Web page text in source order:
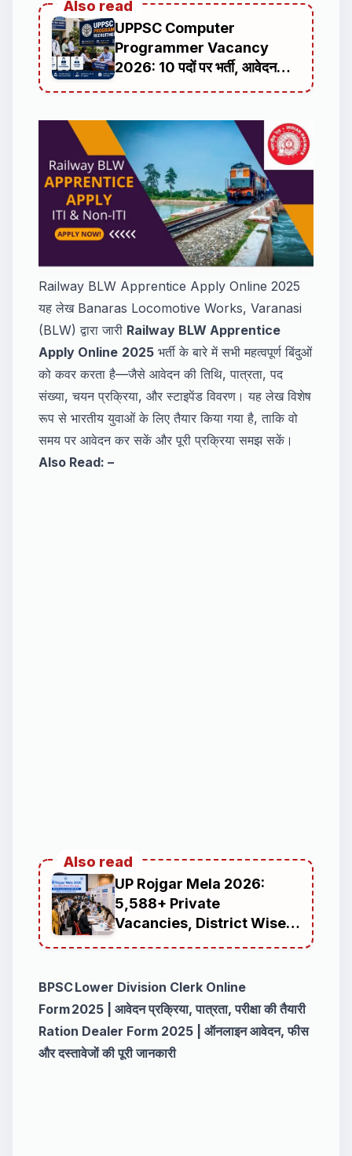
Also read
UPPSC Computer
Programmer Vacancy
2026: 10 पदों पर भर्ती, आवेदन
शुरू, जानें पात्रता और पूरी जानकारी
Railway BLW Apprentice Apply Online 2025
यह लेख Banaras Locomotive Works, Varanasi
(BLW) द्वारा जारी Railway BLW Apprentice
Apply Online 2025 भर्ती के बारे में सभी महत्वपूर्ण बिंदुओं
को कवर करता है—जैसे आवेदन की तिथि, पात्रता, पद
संख्या, चयन प्रक्रिया, और स्टाइपेंड विवरण। यह लेख विशेष
रूप से भारतीय युवाओं के लिए तैयार किया गया है, ताकि वो
समय पर आवेदन कर सकें और पूरी प्रक्रिया समझ सकें।
Also Read: –
Also read
UP Rojgar Mela 2026:
5,588+ Private
Vacancies, District Wise
Registration Process
BPSC Lower Division Clerk Online
Form 2025 | आवेदन प्रक्रिया, पात्रता, परीक्षा की तैयारी
Ration Dealer Form 2025 | ऑनलाइन आवेदन, फीस
और दस्तावेजों की पूरी जानकारी